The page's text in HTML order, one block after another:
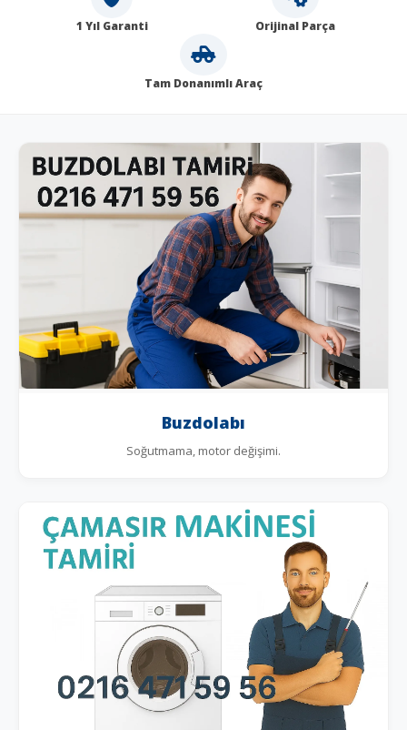
1 Yıl Garanti Orijinal Parça
Tam Donanımlı Araç
Buzdolabı
Soğutmama, motor değişimi.